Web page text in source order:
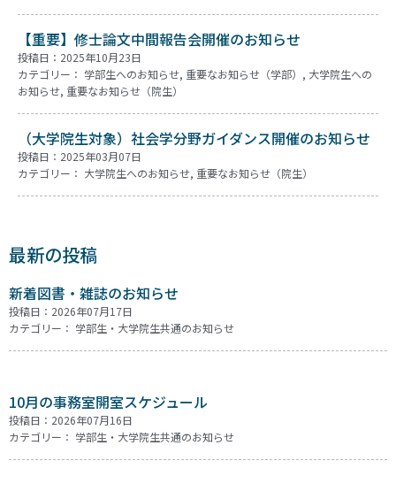
【重要】修士論文中間報告会開催のお知らせ
投稿日：2025年10月23日
カテゴリー： 学部生へのお知らせ, 重要なお知らせ（学部） , 大学院生への
お知らせ, 重要なお知らせ（院生）
（大学院生対象）社会学分野ガイダンス開催のお知らせ
投稿日：2025年03月07日
カテゴリー： 大学院生へのお知らせ, 重要なお知らせ（院生）
最新の投稿
新着図書・雑誌のお知らせ
投稿日：2026年07月17日
カテゴリー： 学部生・大学院生共通のお知らせ
10月の事務室開室スケジュール
投稿日：2026年07月16日
カテゴリー： 学部生・大学院生共通のお知らせ